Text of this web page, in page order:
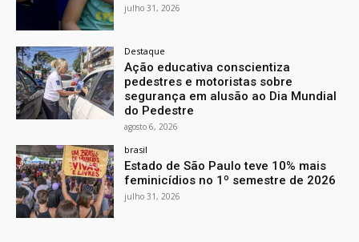
julho 31, 2026
Destaque
Ação educativa conscientiza
pedestres e motoristas sobre
segurança em alusão ao Dia Mundial
do Pedestre
agosto 6, 2026
brasil
Estado de São Paulo teve 10% mais
feminicídios no 1º semestre de 2026
julho 31, 2026